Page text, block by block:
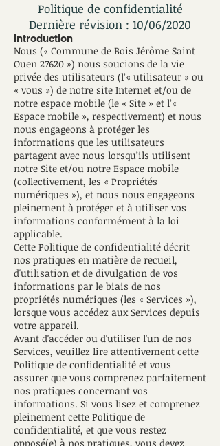
Politique de confidentialité
Dernière révision : 10/06/2020
Introduction
Nous (« Commune de Bois Jérôme Saint
Ouen 27620 ») nous soucions de la vie
privée des utilisateurs (l’« utilisateur » ou
« vous ») de notre site Internet et/ou de
notre espace mobile (le « Site » et l’«
Espace mobile », respectivement) et nous
nous engageons à protéger les
informations que les utilisateurs
partagent avec nous lorsqu’ils utilisent
notre Site et/ou notre Espace mobile
(collectivement, les « Propriétés
numériques »), et nous nous engageons
pleinement à protéger et à utiliser vos
informations conformément à la loi
applicable.
Cette Politique de confidentialité décrit
nos pratiques en matière de recueil,
d'utilisation et de divulgation de vos
informations par le biais de nos
propriétés numériques (les « Services »),
lorsque vous accédez aux Services depuis
votre appareil.
Avant d'accéder ou d'utiliser l'un de nos
Services, veuillez lire attentivement cette
Politique de confidentialité et vous
assurer que vous comprenez parfaitement
nos pratiques concernant vos
informations. Si vous lisez et comprenez
pleinement cette Politique de
confidentialité, et que vous restez
opposé(e) à nos pratiques, vous devez